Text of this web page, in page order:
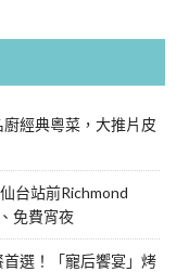
廚經典粵菜，大推片皮
台站前Richmond
免費宵夜
首選！「寵后饗宴」烤